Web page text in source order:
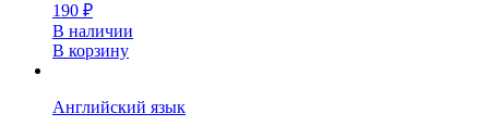
190 ₽
В наличии
В корзину
Английский язык